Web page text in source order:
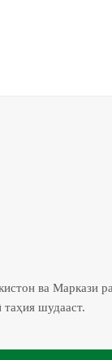
ва Маркази
шудааст.